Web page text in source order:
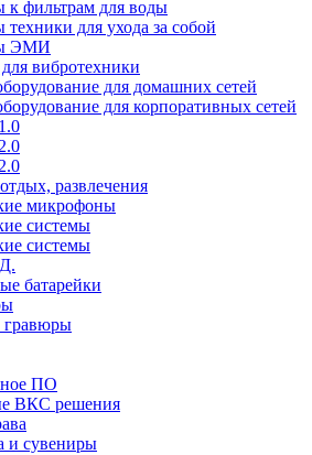
к фильтрам для воды
техники для ухода за собой
ЭМИ
вибротехники
для домашних сетей
для корпоративных сетей
развлечения
микрофоны
системы
системы
батарейки
ПО
ВКС решения
и сувениры